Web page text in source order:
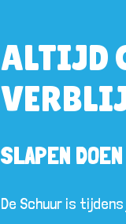
ALTIJD
SLAPEN
De Schuur is